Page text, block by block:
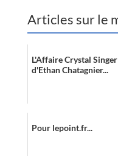
Articles sur le
L'Affaire Crystal Singer
d'Ethan Chatagnier...
Pour lepoint.fr...